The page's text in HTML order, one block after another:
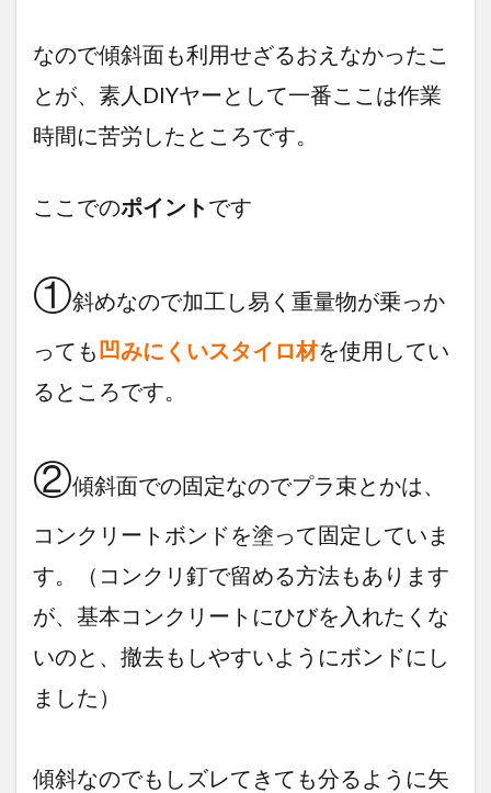
なので傾斜面も利用せざるおえなかったこ
とが、素人DIYヤーとして一番ここは作業
時間に苦労したところです。
ここでのポイント です
①斜めなので加工し易く重量物が乗っか
っても凹みにくいスタイロ材を使用してい
るところです。
②傾斜面での固定なのでプラ束とかは、
コンクリートボンドを塗って固定していま
す。（コンクリ釘で留める方法もあります
が、基本コンクリートにひびを入れたくな
いのと、撤去もしやすいようにボンドにし
ました）
傾斜なのでもしズレてきても分るように矢